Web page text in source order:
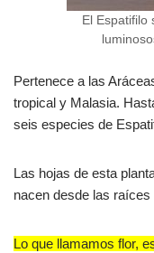
El Espatifilo
Pertenece a las
tropical y Malasia.
seis especies de
Las hojas de esta
nacen desde las raíces
Lo que llamamos flor,